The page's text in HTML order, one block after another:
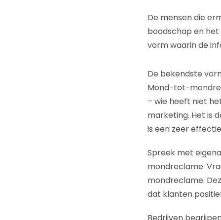
De mensen die
boodschap en het
vorm waarin de
De bekendste
Mond-tot-
– wie heeft niet
marketing. Het is
is een zeer
Spreek met
mondreclame.
mondreclame.
dat klanten
Bedrijven